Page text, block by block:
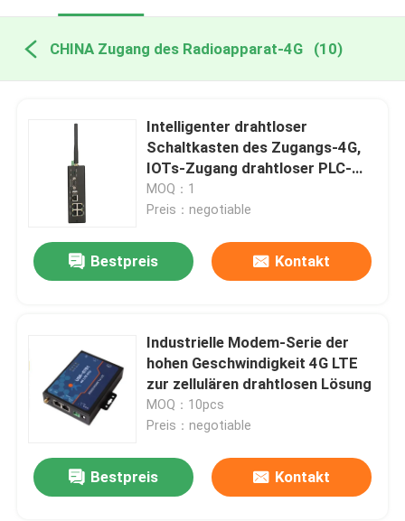
CHINA Zugang des Radioapparat-4G (10)
Intelligenter drahtloser
Schaltkasten des Zugangs-4G,
IOTs-Zugang drahtloser PLC-
Prüfer
MOQ：1
Preis：negotiable
Bestpreis Kontakt
Industrielle Modem-Serie der
hohen Geschwindigkeit 4G LTE
zur zellulären drahtlosen Lösung
MOQ：10pcs
Preis：negotiable
Bestpreis Kontakt